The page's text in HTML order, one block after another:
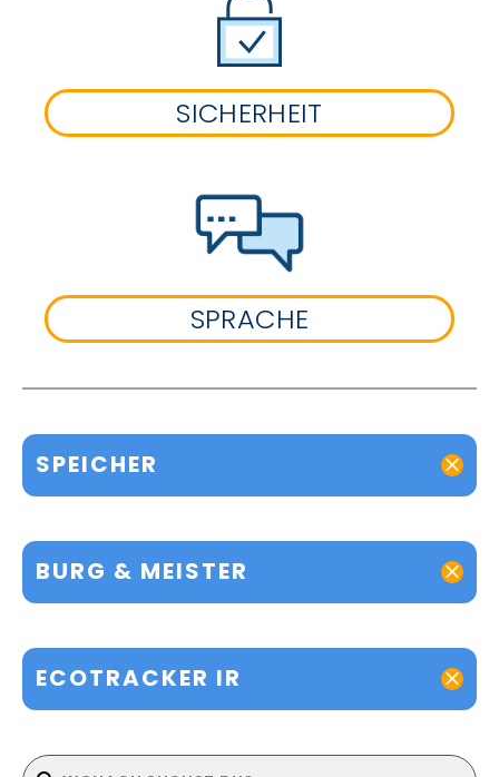
SICHERHEIT
SPRACHE
SPEICHER
BURG & MEISTER
ECOTRACKER IR